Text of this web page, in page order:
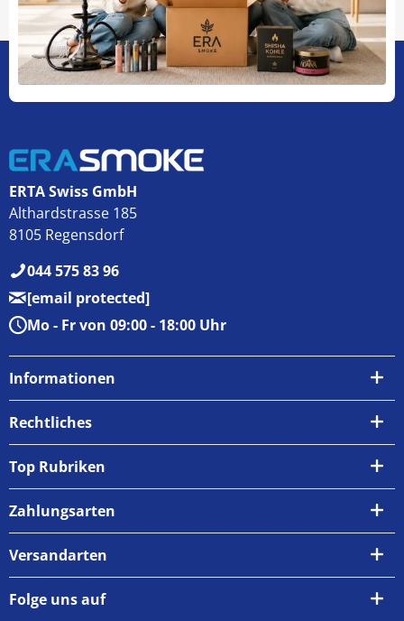
ERTA Swiss GmbH
Althardstrasse 185
8105 Regensdorf
044 575 83 96
[email protected]
Mo - Fr von 09:00 - 18:00 Uhr
Informationen
Über uns
Zahlungsarten
Versand & Abholung
Newsletter
Rückgabe & Umtausch
Rechtliches
AGB
Widerrufsrecht
Top Rubriken
Zahlungsarten
Versandarten
Folge uns auf